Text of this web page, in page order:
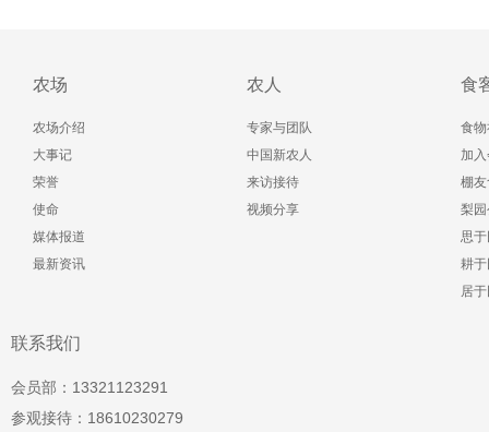
农场
农场介绍
大事记
荣誉
使命
媒体报道
最新资讯
农人
专家与团队
中国新农人
来访接待
视频分享
食
食
加
棚
梨
思
耕
居
联系我们
会员部：13321123291
参观接待：18610230279